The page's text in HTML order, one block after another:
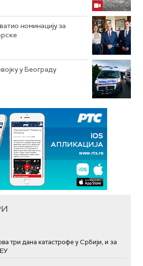
номинацију за
у Београду
три дана катастрофе у Србији, и за